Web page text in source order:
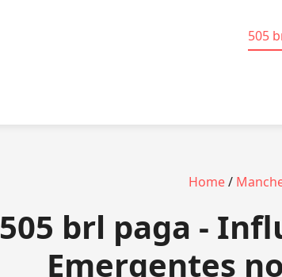
505
Home/
505 brl paga -
Emergentes